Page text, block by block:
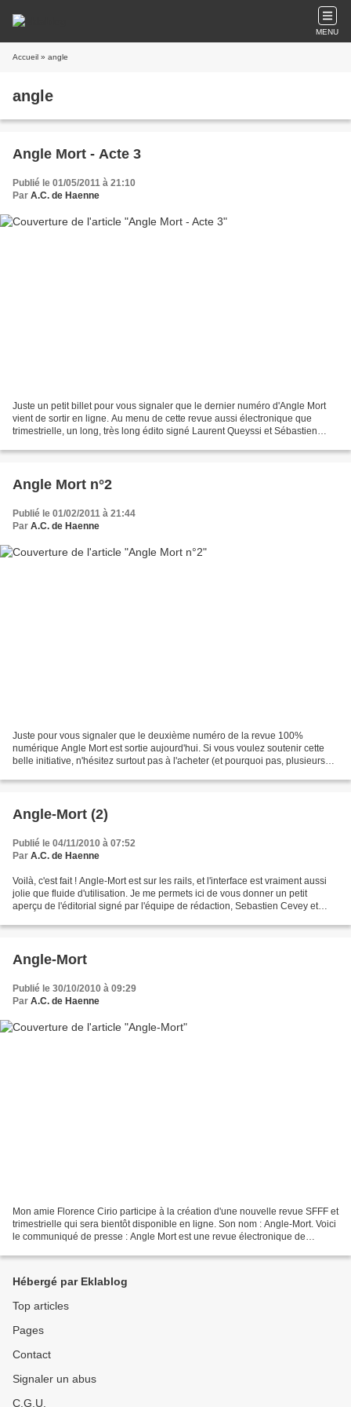
MENU
Accueil » angle
angle
Angle Mort - Acte 3
Publié le 01/05/2011 à 21:10
Par A.C. de Haenne
Juste un petit billet pour vous signaler que le dernier numéro d'Angle Mort
vient de sortir en ligne. Au menu de cette revue aussi électronique que
trimestrielle, un long, très long édito signé Laurent Queyssi et Sébastien
Angle Mort n°2
Publié le 01/02/2011 à 21:44
Par A.C. de Haenne
Juste pour vous signaler que le deuxième numéro de la revue 100%
numérique Angle Mort est sortie aujourd'hui. Si vous voulez soutenir cette
belle initiative, n'hésitez surtout pas à l'acheter (et pourquoi pas, plusieurs
Angle-Mort (2)
Publié le 04/11/2010 à 07:52
Par A.C. de Haenne
Voilà, c'est fait ! Angle-Mort est sur les rails, et l'interface est vraiment aussi
jolie que fluide d'utilisation. Je me permets ici de vous donner un petit
aperçu de l'éditorial signé par l'équipe de rédaction, Sebastien Cevey et
Angle-Mort
Publié le 30/10/2010 à 09:29
Par A.C. de Haenne
Mon amie Florence Cirio participe à la création d'une nouvelle revue SFFF et
trimestrielle qui sera bientôt disponible en ligne. Son nom : Angle-Mort. Voici
le communiqué de presse : Angle Mort est une revue électronique de
Hébergé par Eklablog
Top articles
Pages
Contact
Signaler un abus
C.G.U.